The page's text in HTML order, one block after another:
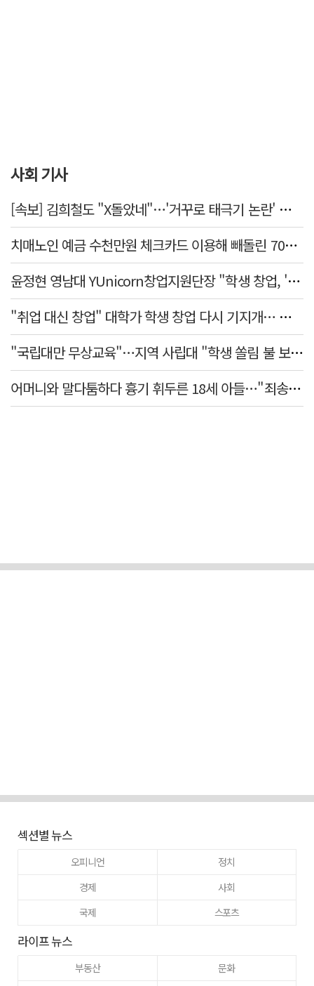
사회 기사
[속보] 김희철도 "X돌았네"…'거꾸로 태극기 논란' 인천시 현수막, 이틀 만에 철거
치매노인 예금 수천만원 체크카드 이용해 빼돌린 70대 간병인, 집행유예
윤정현 영남대 YUnicorn창업지원단장 "학생 창업, '팀 빌딩'이 제일 중요"
"취업 대신 창업" 대학가 학생 창업 다시 기지개… 창업자·기업·매출 동반 성장
"국립대만 무상교육"…지역 사립대 "학생 쏠림 불 보듯"
어머니와 말다툼하다 흉기 휘두른 18세 아들…"죄송하지 않나" 묻자 침묵
섹션별 뉴스
오피니언
정치
경제
사회
국제
스포츠
라이프 뉴스
부동산 문화